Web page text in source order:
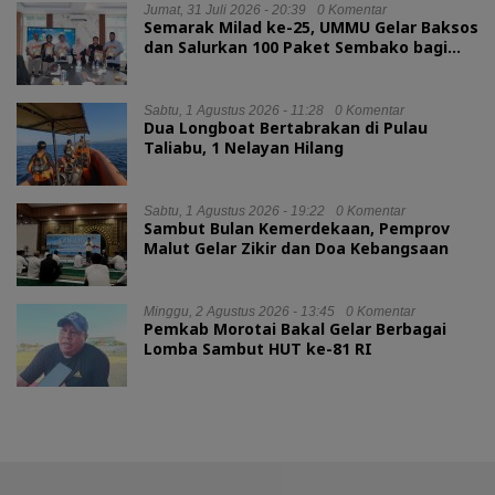
Jumat, 31 Juli 2026 - 20:39 0 Komentar
Semarak Milad ke-25, UMMU Gelar Baksos
dan Salurkan 100 Paket Sembako bagi
Sabtu, 1 Agustus 2026 - 11:28 0 Komentar
Dua Longboat Bertabrakan di Pulau
Taliabu, 1 Nelayan Hilang
Sabtu, 1 Agustus 2026 - 19:22 0 Komentar
Sambut Bulan Kemerdekaan, Pemprov
Malut Gelar Zikir dan Doa Kebangsaan
Minggu, 2 Agustus 2026 - 13:45 0 Komentar
Pemkab Morotai Bakal Gelar Berbagai
Lomba Sambut HUT ke-81 RI